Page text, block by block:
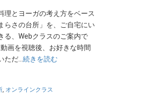
理とヨーガの考え方をベース
らさの台所」を、ご自宅にい
る、Webクラスのご案内で
を視聴後、お好きな時間
ただ… 続きを読む
, オンラインクラス